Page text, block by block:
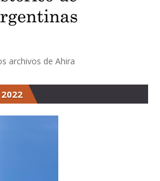
archivos de Ahira
2022